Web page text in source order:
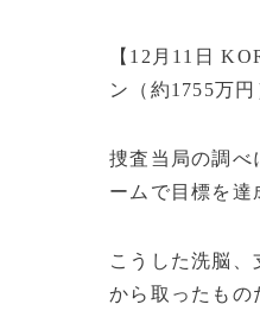
【12月11日
ン（約1755万
捜査当局の調べ
ームで目標を達
こうした洗脳、
から取ったもの